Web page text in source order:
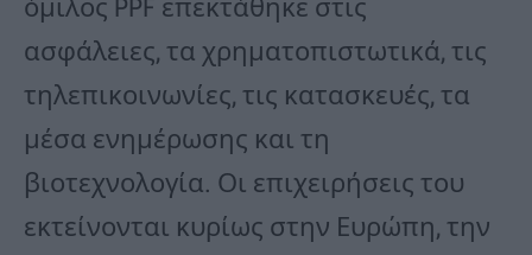
όμιλος PPF επεκτάθηκε στις
ασφάλειες, τα χρηματοπιστωτικά, τις
τηλεπικοινωνίες, τις κατασκευές, τα
μέσα ενημέρωσης και τη
βιοτεχνολογία. Οι επιχειρήσεις του
εκτείνονται κυρίως στην Ευρώπη, την